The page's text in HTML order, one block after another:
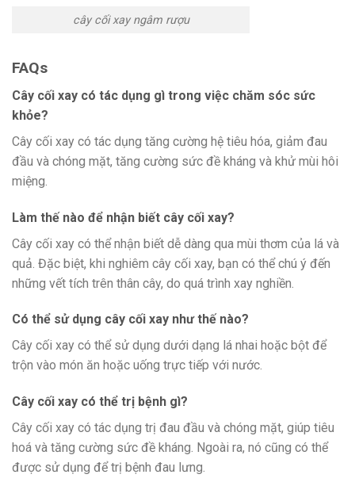
cây cối xay ngâm rượu
FAQs
Cây cối xay có tác dụng gì trong việc chăm sóc sức
khỏe?
Cây cối xay có tác dụng tăng cường hệ tiêu hóa, giảm đau
đầu và chóng mặt, tăng cường sức đề kháng và khử mùi hôi
miệng.
Làm thế nào để nhận biết cây cối xay?
Cây cối xay có thể nhận biết dễ dàng qua mùi thơm của lá và
quả. Đặc biệt, khi nghiêm cây cối xay, bạn có thể chú ý đến
những vết tích trên thân cây, do quá trình xay nghiền.
Có thể sử dụng cây cối xay như thế nào?
Cây cối xay có thể sử dụng dưới dạng lá nhai hoặc bột để
trộn vào món ăn hoặc uống trực tiếp với nước.
Cây cối xay có thể trị bệnh gì?
Cây cối xay có tác dụng trị đau đầu và chóng mặt, giúp tiêu
hoá và tăng cường sức đề kháng. Ngoài ra, nó cũng có thể
được sử dụng để trị bệnh đau lưng.